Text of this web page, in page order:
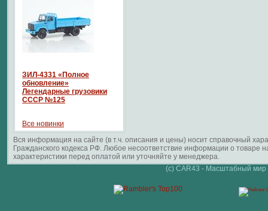
ЗИЛ-4331 «Полное
обновление»
Легендарные грузовики
СССР №125
Все новинки
Вся информация на сайте (в т.ч. описания и цены) носит справочный
Гражданского кодекса РФ. Любое несоответствие информации о
характеристики перед оплатой или уточняйте у менеджера.
(c) CAR43 - Масштабный мир